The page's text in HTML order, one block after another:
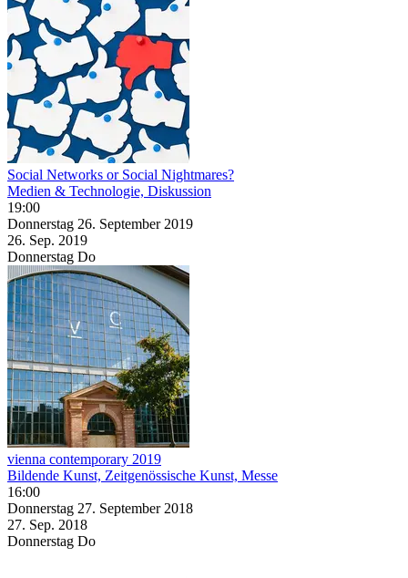
Social Networks or Social Nightmares?
Medien & Technologie, Diskussion
19:00
Donnerstag 26. September 2019
26. Sep. 2019
Donnerstag Do
vienna contemporary 2019
Bildende Kunst, Zeitgenössische Kunst, Messe
16:00
Donnerstag 27. September 2018
27. Sep. 2018
Donnerstag Do